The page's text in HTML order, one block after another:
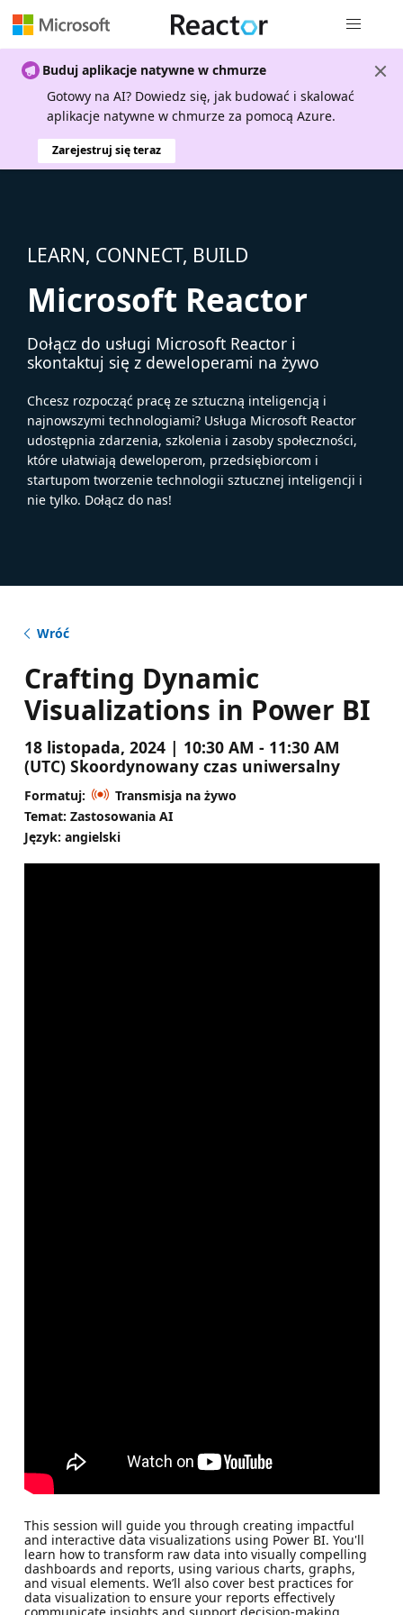
Buduj aplikacje natywne w chmurze
Gotowy na AI? Dowiedz się, jak budować i skalować
aplikacje natywne w chmurze za pomocą Azure.
Zarejestruj się teraz
LEARN, CONNECT, BUILD
Microsoft Reactor
Dołącz do usługi Microsoft Reactor i
skontaktuj się z deweloperami na żywo
Chcesz rozpocząć pracę ze sztuczną inteligencją i
najnowszymi technologiami? Usługa Microsoft Reactor
udostępnia zdarzenia, szkolenia i zasoby społeczności,
które ułatwiają deweloperom, przedsiębiorcom i
startupom tworzenie technologii sztucznej inteligencji i
nie tylko. Dołącz do nas!
Wróć
Crafting Dynamic
Visualizations in Power BI
18 listopada, 2024 | 10:30 AM - 11:30 AM
(UTC) Skoordynowany czas uniwersalny
Formatuj:
Transmisja na żywo
Temat: Zastosowania AI
Język: angielski
This session will guide you through creating impactful
and interactive data visualizations using Power BI. You'll
learn how to transform raw data into visually compelling
dashboards and reports, using various charts, graphs,
and visual elements. We’ll also cover best practices for
data visualization to ensure your reports effectively
communicate insights and support decision-making.